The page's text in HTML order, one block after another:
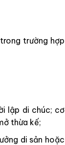
trường hợp
lập di chúc; cơ
thừa kế;
di sản hoặc